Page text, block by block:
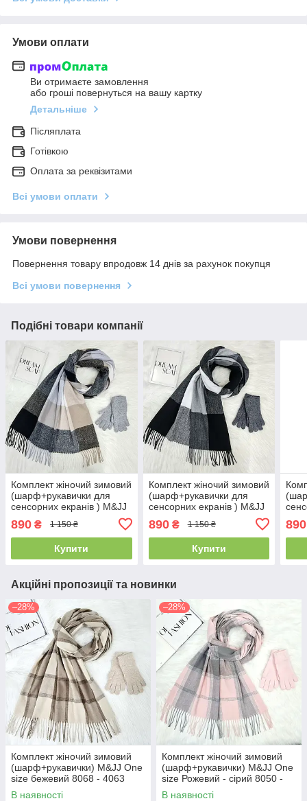
Умови оплати
Ви отримаєте замовлення
або гроші повернуться на вашу картку
Детальніше
Післяплата
Готівкою
Оплата за реквізитами
Всі умови оплати
Умови повернення
Повернення товару впродовж 14 днів за рахунок покупця
Всі умови повернення
Подібні товари компанії
Комплект жіночий зимовий
(шарф+рукавички для
сенсорних екранів ) M&JJ
One size сірий 1080 - 4113
890 ₴ 1 150 ₴
Купити
Комплект жіночий зимовий
(шарф+рукавички для
сенсорних екранів ) M&JJ
One size сірий 1125 - 4114
890₴ 1 150 ₴
Купити
890
Акційні пропозиції та новинки
–28%
Комплект жіночий зимовий
(шарф+рукавички) M&JJ One
size бежевий 8068 - 4063
В наявності
–28%
Комплект жіночий зимовий
(шарф+рукавички) M&JJ One
size Рожевий - сірий 8050 -
4071
В наявності